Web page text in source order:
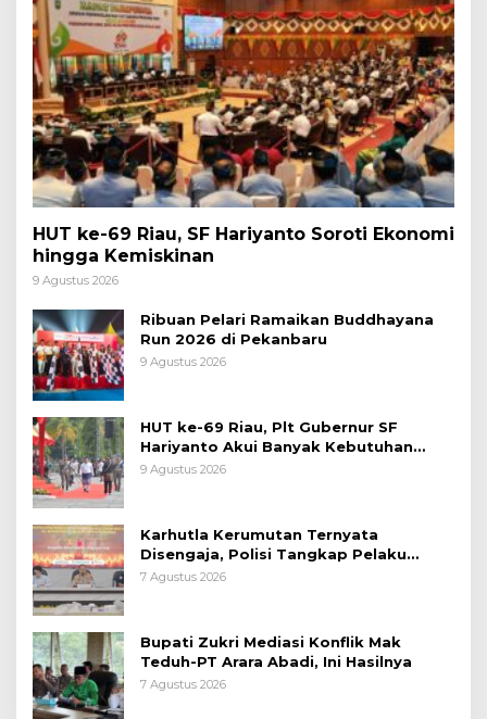
HUT ke-69 Riau, SF Hariyanto Soroti Ekonomi
hingga Kemiskinan
9 Agustus 2026
Ribuan Pelari Ramaikan Buddhayana
Run 2026 di Pekanbaru
9 Agustus 2026
HUT ke-69 Riau, Plt Gubernur SF
Hariyanto Akui Banyak Kebutuhan
Warga Belum Terpenuhi
9 Agustus 2026
Karhutla Kerumutan Ternyata
Disengaja, Polisi Tangkap Pelaku
Pembakar Lahan
7 Agustus 2026
Bupati Zukri Mediasi Konflik Mak
Teduh-PT Arara Abadi, Ini Hasilnya
7 Agustus 2026